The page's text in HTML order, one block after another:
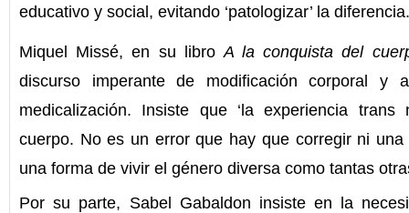
educativo y social, evitando ‘patologizar’ la diferencia.
Miquel Missé, en su libro A la conquista del
discurso imperante de modificación corporal y
medicalización. Insiste que ‘la experiencia
cuerpo. No es un error que hay que corregir ni
una forma de vivir el género diversa como tantas
Por su parte, Sabel Gabaldon insiste en la